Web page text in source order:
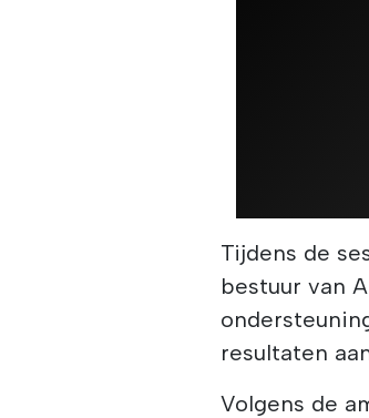
Tijdens de
bestuur van
resultaten
Volgens de